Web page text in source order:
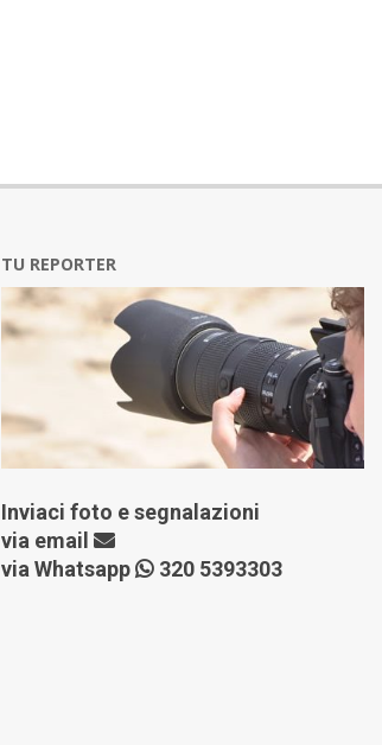
TU REPORTER
Inviaci foto e segnalazioni
via email
via Whatsapp
320 5393303